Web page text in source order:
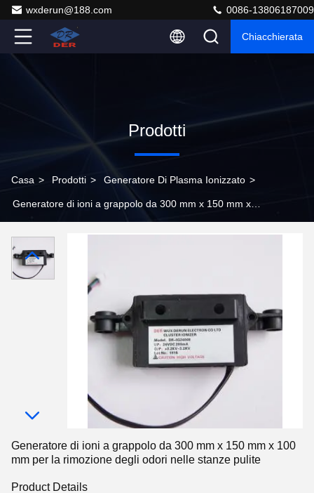
wxderun@188.com 0086-13806187009
Chiacchierata
Prodotti
Casa > Prodotti > Generatore Di Plasma Ionizzato >
Generatore di ioni a grappolo da 300 mm x 150 mm x
Generatore di ioni a grappolo da 300 mm x 150 mm x 100
mm per la rimozione degli odori nelle stanze pulite
Product Details